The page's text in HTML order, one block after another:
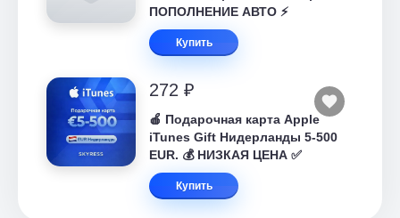
ПОПОЛНЕНИЕ АВТО ⚡
Купить
272 ₽
🍎 Подарочная карта Apple
iTunes Gift Нидерланды 5-500
EUR. 💰 НИЗКАЯ ЦЕНА ✅
Купить